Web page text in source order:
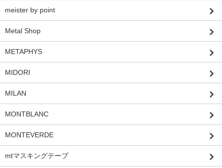
meister by point
Metal Shop
METAPHYS
MIDORI
MILAN
MONTBLANC
MONTEVERDE
mtマスキングテープ